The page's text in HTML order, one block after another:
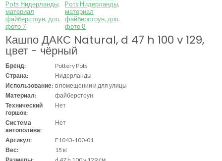
Кашпо ДАКС Natural, d 47 h 100 v 129,
цвет - чёрный
Бренд:
Pottery Pots
Страна:
Нидерланды
Использование: в помещении и для улицы
Материал:
файберстоун
Технический
горшок:
Нет
Система
автополива:
Нет
Артикул:
E1043-100-01
Вес:
15 кг